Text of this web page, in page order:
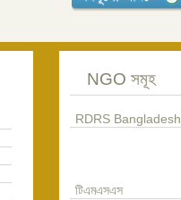
NGO সমূহ
RDRS Bangladesh
টিএমএসএস